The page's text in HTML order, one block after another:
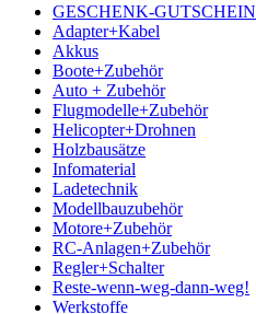
GESCHENK-GUTSCHEIN
Adapter+Kabel
Akkus
Boote+Zubehör
Auto + Zubehör
Flugmodelle+Zubehör
Helicopter+Drohnen
Holzbausätze
Infomaterial
Ladetechnik
Modellbauzubehör
Motore+Zubehör
RC-Anlagen+Zubehör
Regler+Schalter
Reste-wenn-weg-dann-weg!
Werkstoffe